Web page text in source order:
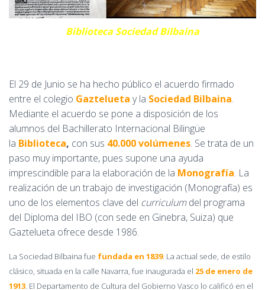
Biblioteca Sociedad Bilbaina
El 29 de Junio se ha hecho público el acuerdo firmado
entre el colegio Gaztelueta y la Sociedad Bilbaina.
Mediante el acuerdo se pone a disposición de los
alumnos del Bachillerato Internacional Bilingüe
la Biblioteca, con sus 40.000 volúmenes. Se trata de un
paso muy importante, pues supone una ayuda
imprescindible para la elaboración de la Monografía. La
realización de un trabajo de investigación (Monografía) es
uno de los elementos clave del curriculumdel programa
del Diploma del IBO (con sede en Ginebra, Suiza) que
Gaztelueta ofrece desde 1986.
La Sociedad Bilbaina fue fundada en 1839. La actual sede, de estilo
clásico, situada en la calle Navarra, fue inaugurada el 25 de enero de
1913. El Departamento de Cultura del Gobierno Vasco lo calificó en el